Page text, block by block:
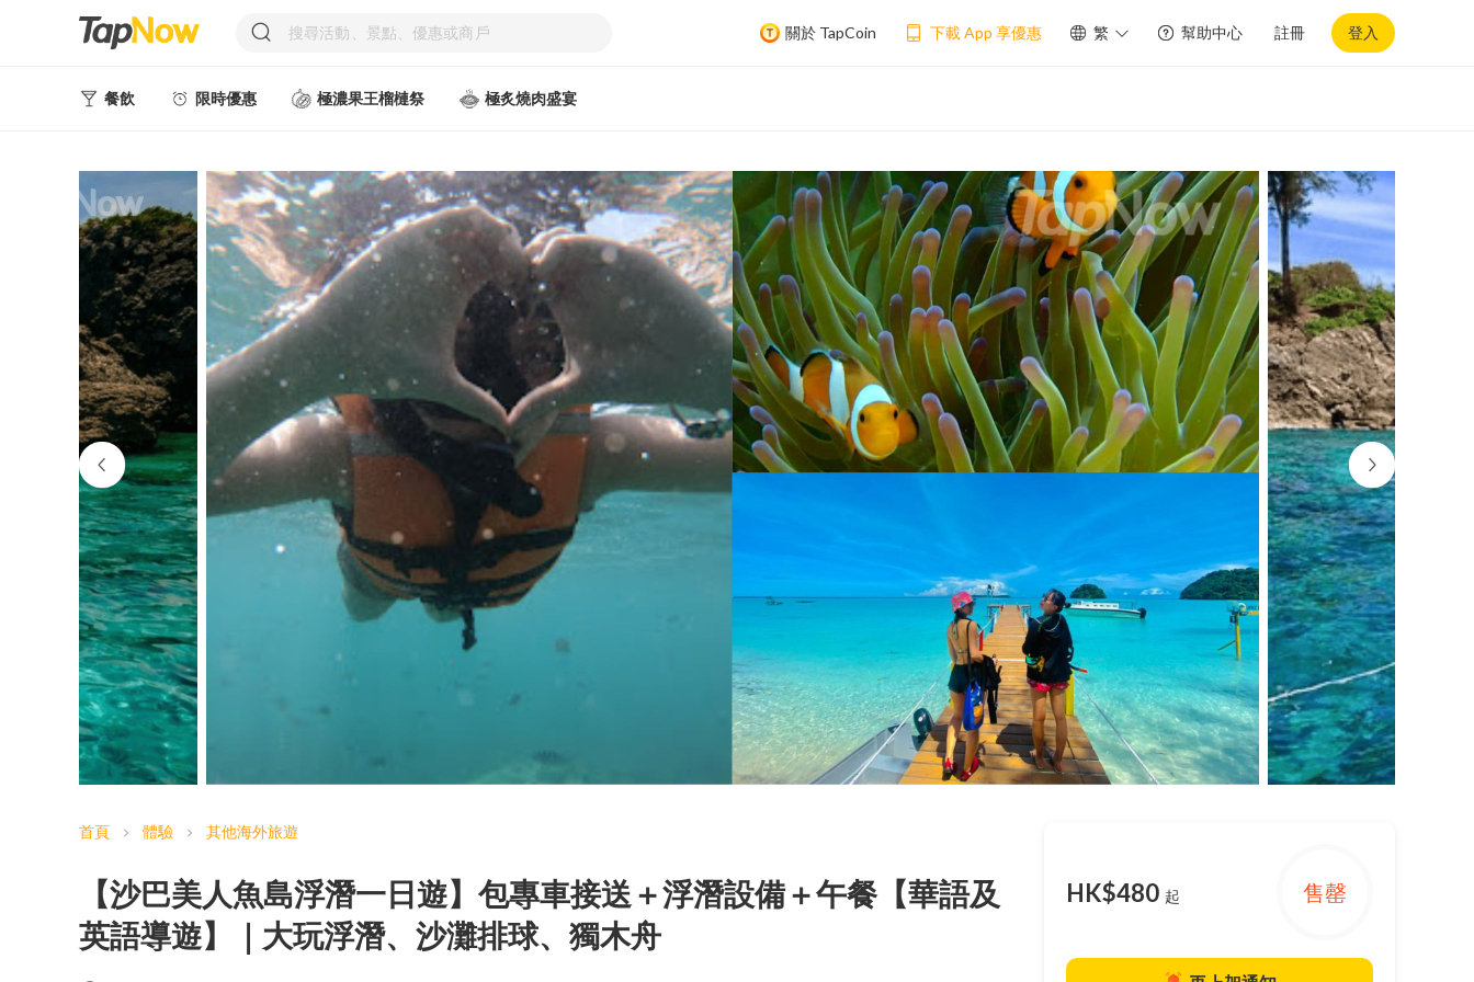
關於 TapCoin 下載 App 享優惠 繁 幫助中心 註冊 登入
餐飲
中式美食
西式美食
日韓美食
台式美食
東南亞美食
中西式美食
限時優惠 極濃果王榴槤祭 極炙燒肉盛宴
首頁 chevron_right 體驗 chevron_right 其他海外旅遊
【沙巴美人魚島浮潛一日遊】包專車接送＋浮潛設備＋午餐【華語及
英語導遊】｜大玩浮潛、沙灘排球、獨木舟
HK$480 起 售罄